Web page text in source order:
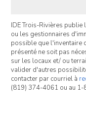
IDE Trois-Rivières
ou les gestionnaires
possible que l'inventaire
présenté ne soit pas
sur les locaux et/ ou
valider d'autres
contacter par courriel à
(819) 374-4061 ou au